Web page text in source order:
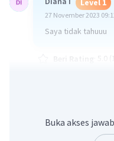
Level 1
27 November 2023
Saya tidak tahuuu
5.0 1
Buka akses